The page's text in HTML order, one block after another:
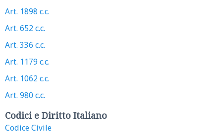
Art. 1898 c.c.
Art. 652 c.c.
Art. 336 c.c.
Art. 1179 c.c.
Art. 1062 c.c.
Art. 980 c.c.
Codici e Diritto Italiano
Codice Civile